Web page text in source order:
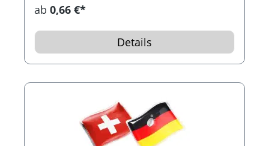
Wasser legen. Bis 1.000 mal wiederverwendbar.
ab 0,66 €*
Details